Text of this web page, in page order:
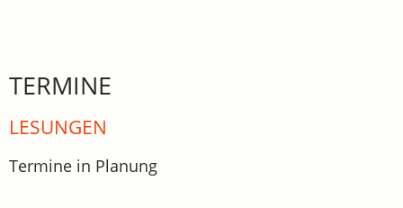
TERMINE
LESUNGEN
Termine in Planung